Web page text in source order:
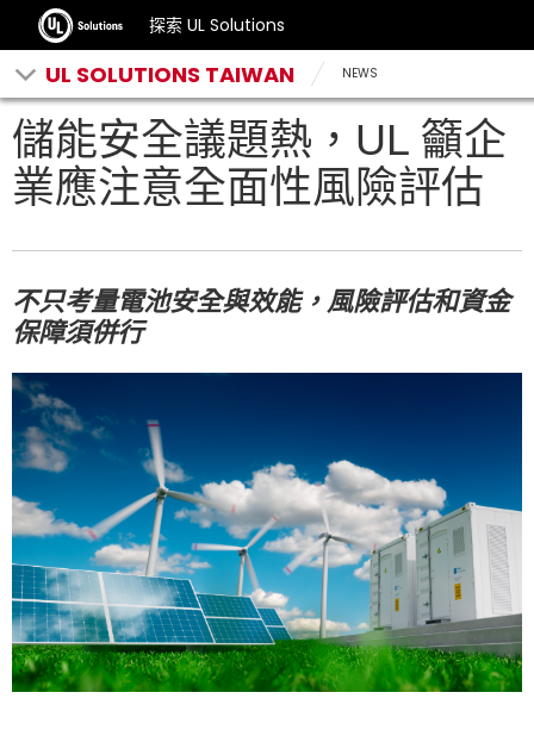
探索 UL Solutions
UL SOLUTIONS TAIWAN NEWS
儲能安全議題熱，UL 籲企
業應注意全面性風險評估
不只考量電池安全與效能，風險評估和資金
保障須併行